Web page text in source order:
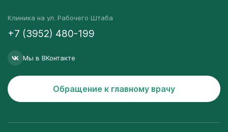
Клиника на ул. Рабочего Штаба
+7 (3952) 480-199
Мы в ВКонтакте
Обращение к главному врачу